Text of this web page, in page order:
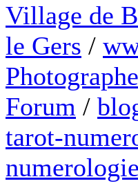
Village de
le Gers /
Forum /
tarot-